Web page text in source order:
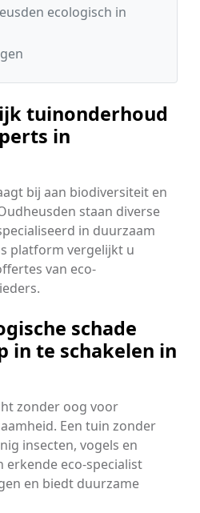
ecologisch in
tuinonderhoud
in
bij aan biodiversiteit en
staan diverse
in duurzaam
platform vergelijkt u
van eco-
schade
in te schakelen in
zonder oog voor
Een tuin zonder
insecten, vogels en
erkende eco-specialist
en biedt duurzame